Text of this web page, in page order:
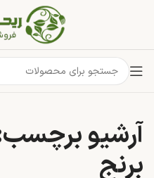
آرشیو
برنج